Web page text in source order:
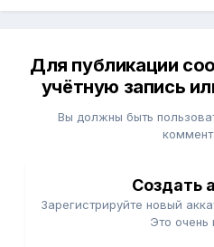
Для публикации
учётную запись
Вы должны быть
Создать
Зарегистрируйте новый
Это очень